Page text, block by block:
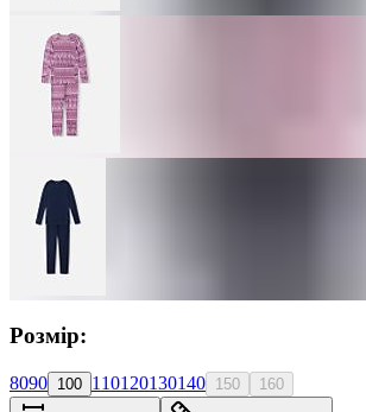
Розмір:
8090 100 110120130140 150 160